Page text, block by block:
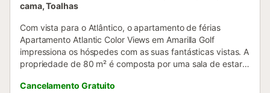
cama, Toalhas
Com vista para o Atlântico, o apartamento de férias
Apartamento Atlantic Color Views em Amarilla Golf
impressiona os hóspedes com as suas fantásticas vistas. A
propriedade de 80 m² é composta por uma sala de estar,
e pode, portanto, acomodar 4 pessoas. As comodidades
Cancelamento Gratuito